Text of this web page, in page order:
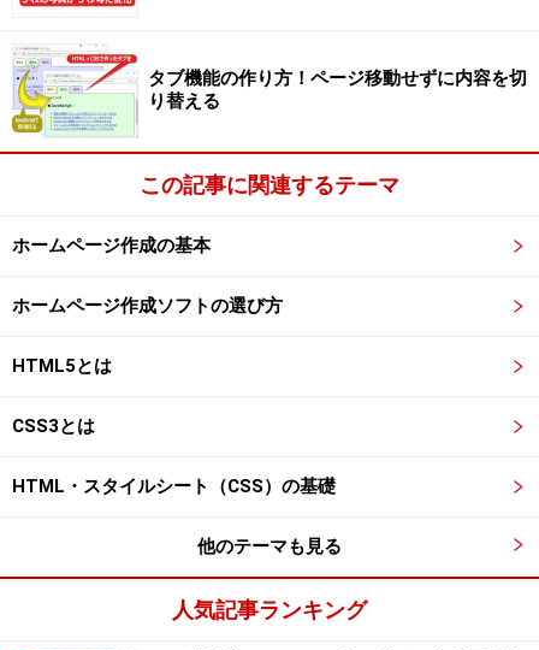
タブ機能の作り方！ページ移動せずに内容を切
り替える
この記事に関連するテーマ
ホームページ作成の基本
ホームページ作成ソフトの選び方
HTML5とは
CSS3とは
HTML・スタイルシート（CSS）の基礎
他のテーマも見る
人気記事ランキング